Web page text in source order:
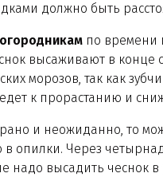
должно быть
по времени
высаживают в конце
морозов, так как
к прорастанию и
и неожиданно, то
в опилки. Через
надо высадить чеснок